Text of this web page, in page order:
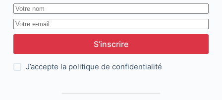
S’inscrire
J’accepte la politique de confidentialité